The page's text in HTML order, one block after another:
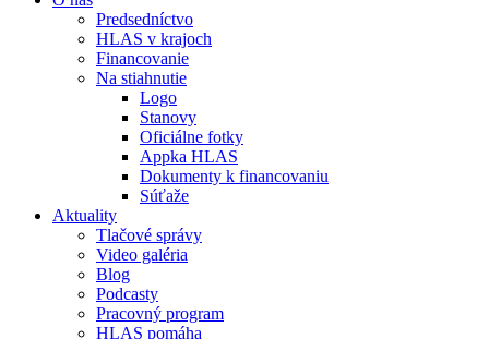
Predsedníctvo
HLAS v krajoch
Financovanie
Na stiahnutie
Logo
Stanovy
Oficiálne fotky
Appka HLAS
Dokumenty k financovaniu
Súťaže
Aktuality
Tlačové správy
Video galéria
Blog
Podcasty
Pracovný program
HLAS pomáha